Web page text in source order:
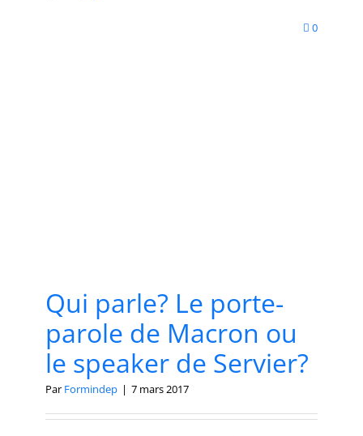
0
Qui parle? Le porte-
parole de Macron ou
le speaker de Servier?
Par Formindep | 7 mars 2017